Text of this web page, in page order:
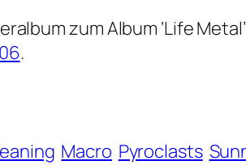
zum Album ‘Life
.
Macro Pyroclasts